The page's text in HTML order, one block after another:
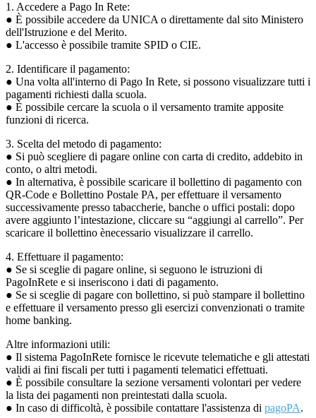
1. Accedere a Pago In Rete:
● È possibile accedere da UNICA o direttamente dal sito Ministero
dell'Istruzione e del Merito.
● L'accesso è possibile tramite SPID o CIE.
2. Identificare il pagamento:
● Una volta all'interno di Pago In Rete, si possono visualizzare tutti i
pagamenti richiesti dalla scuola.
● È possibile cercare la scuola o il versamento tramite apposite
funzioni di ricerca.
3. Scelta del metodo di pagamento:
● Si può scegliere di pagare online con carta di credito, addebito in
conto, o altri metodi.
● In alternativa, è possibile scaricare il bollettino di pagamento con
QR-Code e Bollettino Postale PA, per effettuare il versamento
successivamente presso tabaccherie, banche o uffici postali: dopo
avere aggiunto l’intestazione, cliccare su “aggiungi al carrello”. Per
scaricare il bollettino ènecessario visualizzare il carrello.
4. Effettuare il pagamento:
● Se si sceglie di pagare online, si seguono le istruzioni di
PagoInRete e si inseriscono i dati di pagamento.
● Se si sceglie di pagare con bollettino, si può stampare il bollettino
e effettuare il versamento presso gli esercizi convenzionati o tramite
home banking.
Altre informazioni utili:
● Il sistema PagoInRete fornisce le ricevute telematiche e gli attestati
validi ai fini fiscali per tutti i pagamenti telematici effettuati.
● È possibile consultare la sezione versamenti volontari per vedere
la lista dei pagamenti non preintestati dalla scuola.
● In caso di difficoltà, è possibile contattare l'assistenza di pagoPA.